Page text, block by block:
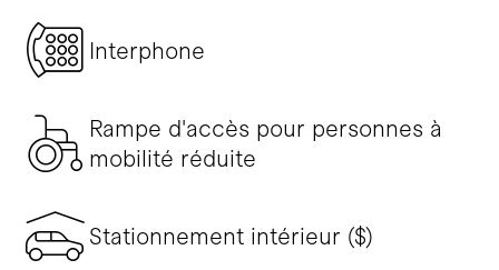
Interphone
Rampe d'accès pour personnes à
mobilité réduite
Stationnement intérieur ($)